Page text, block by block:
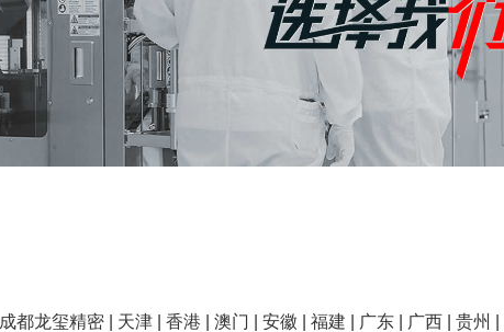
成都龙玺精密 天津 香港 澳门 安徽 福建 广东 广西 贵州